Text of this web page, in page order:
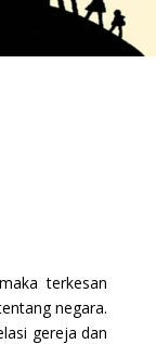
terkesan
negara.
gereja dan